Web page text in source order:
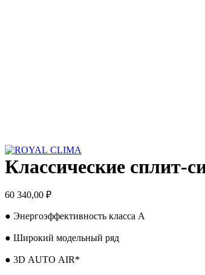
Классические сплит-
60 340,00 ₽
● Энергоэффективность класса А
● Широкий модельный ряд
● 3D AUTO AIR*